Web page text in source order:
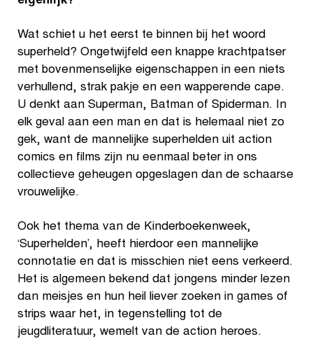
Wat schiet u het eerst te binnen bij het woord
superheld? Ongetwijfeld een knappe krachtpatser
met bovenmenselijke eigenschappen in een niets
verhullend, strak pakje en een wapperende cape.
U denkt aan Superman, Batman of Spiderman. In
elk geval aan een man en dat is helemaal niet zo
gek, want de mannelijke superhelden uit action
comics en films zijn nu eenmaal beter in ons
collectieve geheugen opgeslagen dan de schaarse
vrouwelijke.
Ook het thema van de Kinderboekenweek,
‘Superhelden’, heeft hierdoor een mannelijke
connotatie en dat is misschien niet eens verkeerd.
Het is algemeen bekend dat jongens minder lezen
dan meisjes en hun heil liever zoeken in games of
strips waar het, in tegenstelling tot de
jeugdliteratuur, wemelt van de action heroes.